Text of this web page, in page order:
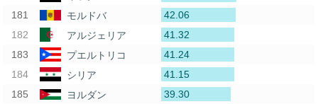
モルドバ
42.06
アルジェリア
41.32
プエルトリコ
41.24
シリア
41.15
ヨルダン
39.30